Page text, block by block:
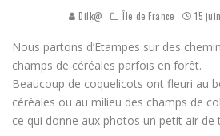
Dilk@ Île de France 15
Nous partons d’Etampes sur des
champs de céréales parfois en forêt.
Beaucoup de coquelicots ont fleuri au
céréales ou au milieu des champs de
ce qui donne aux photos un petit air